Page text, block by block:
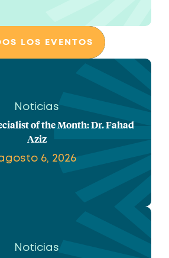
LOS EVENTOS
Noticias
of the Month: Dr. Fahad
Aziz
6, 2026
Noticias